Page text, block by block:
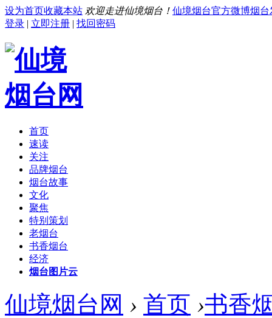
设为首页收藏本站 欢迎走进仙境烟台！ 仙境烟台官方微博烟台
登录 | 立即注册 | 找回密码
首页
速读
关注
品牌烟台
烟台故事
文化
聚焦
特别策划
老烟台
书香烟台
经济
烟台图片云
仙境烟台网 › 首页 ›书香